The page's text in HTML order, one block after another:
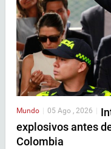
Mundo 05 Ago , 2026
explosivos antes
Colombia